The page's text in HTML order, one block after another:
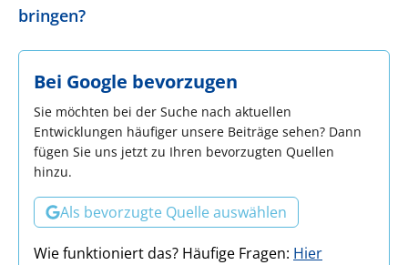
bringen?
Bei Google bevorzugen
Sie möchten bei der Suche nach aktuellen
Entwicklungen häufiger unsere Beiträge sehen? Dann
fügen Sie uns jetzt zu Ihren bevorzugten Quellen
hinzu.
Als bevorzugte Quelle auswählen
Wie funktioniert das? Häufige Fragen: Hier